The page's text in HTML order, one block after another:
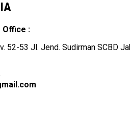
Office :
52-53 Jl. Jend. Sudirman SCBD